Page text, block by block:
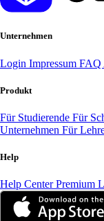
Unternehmen
Login Impressum FAQ
Produkt
Für Studierende Für
Unternehmen Für
Help
Help CenterPremium